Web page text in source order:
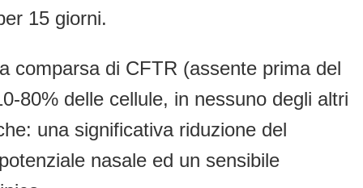
15 giorni.
comparsa di CFTR (assente prima del
80% delle cellule, in nessuno degli altri
una significativa riduzione del
nasale ed un sensibile